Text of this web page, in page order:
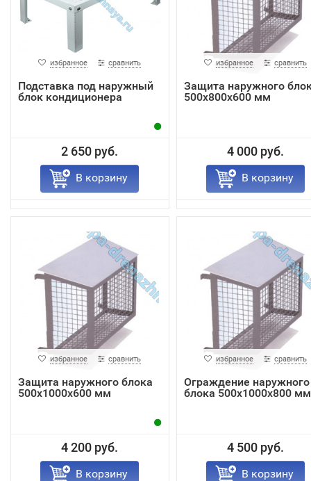
избранное сравнить
Подставка под наружный
блок кондиционера
2 650 руб.
В корзину
избранное сравнить
Защита наружного
500х800х600 мм
4 000 руб.
В корзину
избранное сравнить
Защита наружного блока
500х1000х600 мм
4 200 руб.
В корзину
избранное сравнить
Ограждение наружного
блока 500х1000х800 мм
4 500 руб.
В корзину